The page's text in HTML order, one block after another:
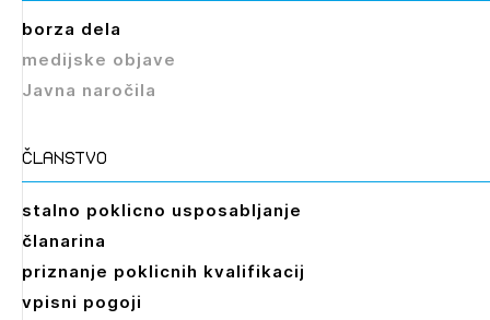
borza dela
medijske objave
Javna naročila
članstvo
stalno poklicno usposabljanje
članarina
priznanje poklicnih kvalifikacij
vpisni pogoji